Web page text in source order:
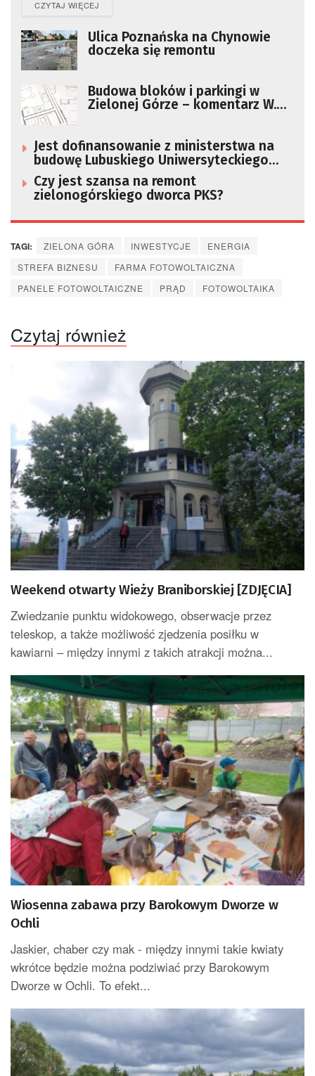
CZYTAJ WIĘCEJ
Ulica Poznańska na Chynowie
doczeka się remontu
Budowa bloków i parkingi w
Zielonej Górze – komentarz W.
Jest dofinansowanie z ministerstwa na
budowę Lubuskiego Uniwersyteckiego
Centrum Onkologii
Czy jest szansa na remont
zielonogórskiego dworca PKS?
TAGI: ZIELONA GÓRA INWESTYCJE
ENERGIA
STREFA BIZNESU
FARMA FOTOWOLTAICZNA
PANELE FOTOWOLTAICZNE
PRĄD FOTOWOLTAIKA
Czytaj również
Weekend otwarty Wieży Braniborskiej [ZDJĘCIA]
Zwiedzanie punktu widokowego, obserwacje przez
teleskop, a także możliwość zjedzenia posiłku w
kawiarni – między innymi z takich atrakcji można...
Wiosenna zabawa przy Barokowym Dworze w
Ochli
Jaskier, chaber czy mak - między innymi takie kwiaty
wkrótce będzie można podziwiać przy Barokowym
Dworze w Ochli. To efekt...